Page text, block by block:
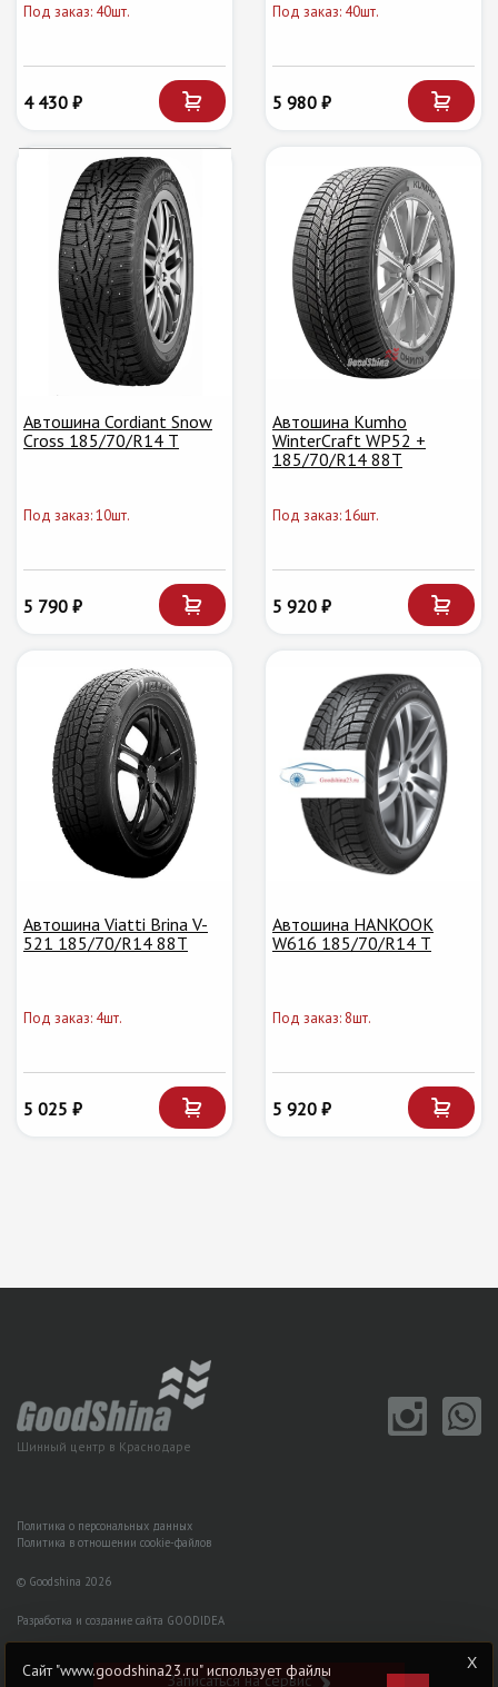
Под заказ: 40шт.
4 430 ₽
Под заказ: 40шт.
5 980 ₽
Автошина Cordiant Snow
Cross 185/70/R14 T
Под заказ: 10шт.
5 790 ₽
Автошина Kumho
WinterCraft WP52 +
185/70/R14 88T
Под заказ: 16шт.
5 920 ₽
Автошина Viatti Brina V-
521 185/70/R14 88T
Под заказ: 4шт.
5 025 ₽
Автошина HANKOOK
W616 185/70/R14 T
Под заказ: 8шт.
5 920 ₽
Шинный центр в Краснодаре
Политика о персональных данных
Политика в отношении cookie-файлов
© Goodshina 2026
Разработка и создание сайта GOODIDEA
Записаться на сервис
Сайт "www.goodshina23.ru" использует файлы